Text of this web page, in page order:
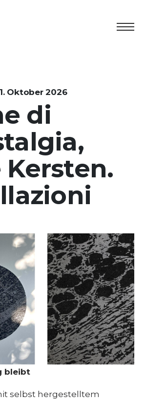
Ausstellung
Programm
Artists in Residence
Vermietung
Unterstützung
DE EN IT
Oktober 2026
di
Kersten.
bleibt
selbst hergestelltem